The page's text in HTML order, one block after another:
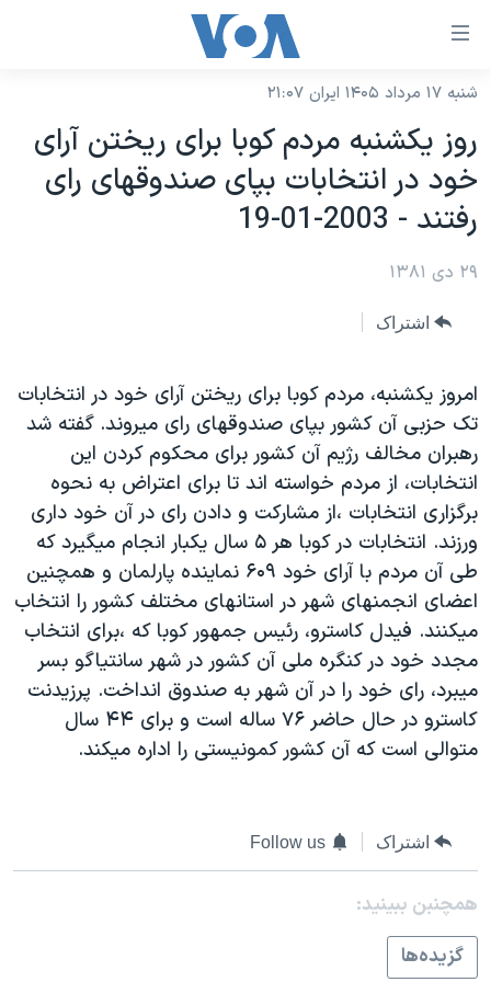
لینکهای
دسترسی
جهش
محتوای
اصلی
به
صفحه
به
جستجو
نسخه سبک وب‌سایت
موضوع ها
آمریکا
جهان
گزیده‌ها
ویژه برنامه‌ها
ویدیوها
فرهنگ و زندگی
حقوق شهروندی
اقتصادی
علم و فناوری
اسرائیل در جنگ
گالری عکس
آرشیو پخش زنده
برنامه های تلویزیونی
جدول برنامه ها
صفحه‌های ویژه
عملیات خشم حماسی
۲۵۰سالگی آمریکا
بایگانی برنامه‌های تلویزیونی
مستندها
انتخابات ریاست جمهوری آمریکا ۲۰۲۴
حمله جمهوری اسلامی به اسرائیل
رمز مهسا
ورزش زنان در ایران
اعتراضات زن، زندگی، آزادی
مجموعه مستندهای دادخواهی
چهل سال گروگان‌گیری
قانون شفافیت دارائی کادر رهبری ایران
اعتراضات مردمی آبان ۹۸
پخش رادیویی
یادگیری زبان انگلیسی
دنبال کنید
زبانهای مختلف
شنبه ۱۷ مرداد ۱۴۰۵ ایران ۲۱:۰۷
روز يکشنبه مردم کوبا برای ريختن آرای
خود در انتخابات بپای صندوقهای رای
رفتند - 2003-01-19
۲۹ دی ۱۳۸۱
اشتراک
امروز يکشنبه، مردم کوبا برای ريختن آرای خود در انتخابات
تک حزبی آن کشور بپای صندوقهای رای ميروند. گفته شد
رهبران مخالف رژيم آن کشور برای محکوم کردن اين
انتخابات، از مردم خواسته اند تا برای اعتراض به نحوه
برگزاری انتخابات ،از مشارکت و دادن رای در آن خود داری
ورزند. انتخابات در کوبا هر ۵ سال يکبار انجام ميگيرد که
طی آن مردم با آرای خود ۶۰۹ نماينده پارلمان و همچنين
اعضای انجمنهای شهر در استانهای مختلف کشور را انتخاب
ميکنند. فيدل کاسترو، رئيس جمهور کوبا که ،برای انتخاب
مجدد خود در کنگره ملی آن کشور در شهر سانتياگو بسر
ميبرد، رای خود را در آن شهر به صندوق انداخت. پرزيدنت
کاسترو در حال حاضر ۷۶ ساله است و برای ۴۴ سال
متوالی است که آن کشور کمونيستی را اداره ميکند.
اشتراک Follow us
همچنبن ببینید:
گزيده‌ها